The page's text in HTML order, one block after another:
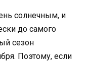
солнечным, и
до самого
сезон
Поэтому, если